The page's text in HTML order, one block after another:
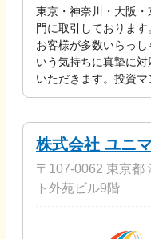
東京・神奈川・大阪
門に取引しておりま
お客様が多数いらっ
いう気持ちに真摯に
いただきます。投資マ
株式会社 ユニ
〒107-0062 東京都
ト外苑ビル9階